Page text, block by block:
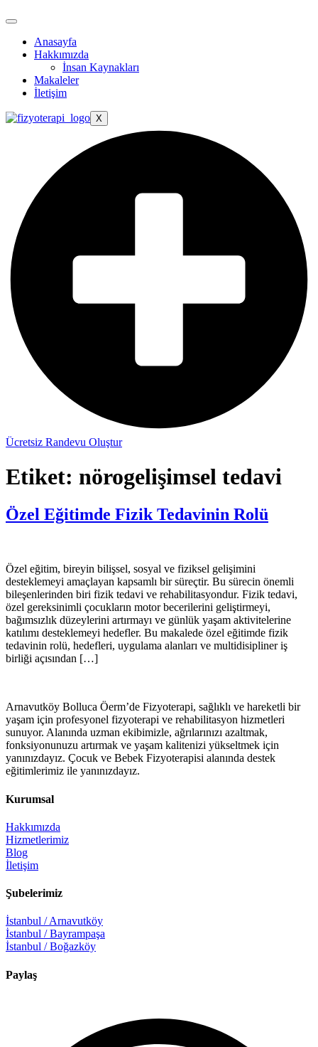
Anasayfa
Hakkımızda
İnsan Kaynakları
Makaleler
İletişim
X
Ücretsiz Randevu Oluştur
Etiket: nörogelişimsel tedavi
Özel Eğitimde Fizik Tedavinin Rolü
Özel eğitim, bireyin bilişsel, sosyal ve fiziksel gelişimini
desteklemeyi amaçlayan kapsamlı bir süreçtir. Bu sürecin önemli
bileşenlerinden biri fizik tedavi ve rehabilitasyondur. Fizik tedavi,
özel gereksinimli çocukların motor becerilerini geliştirmeyi,
bağımsızlık düzeylerini artırmayı ve günlük yaşam aktivitelerine
katılımı desteklemeyi hedefler. Bu makalede özel eğitimde fizik
tedavinin rolü, hedefleri, uygulama alanları ve multidisipliner iş
birliği açısından […]
Arnavutköy Bolluca Öerm’de Fizyoterapi, sağlıklı ve hareketli bir
yaşam için profesyonel fizyoterapi ve rehabilitasyon hizmetleri
sunuyor. Alanında uzman ekibimizle, ağrılarınızı azaltmak,
fonksiyonunuzu artırmak ve yaşam kalitenizi yükseltmek için
yanınızdayız. Çocuk ve Bebek Fizyoterapisi alanında destek
eğitimlerimiz ile yanınızdayız.
Kurumsal
Hakkımızda
Hizmetlerimiz
Blog
İletişim
Şubelerimiz
İstanbul / Arnavutköy
İstanbul / Bayrampaşa
İstanbul / Boğazköy
Paylaş